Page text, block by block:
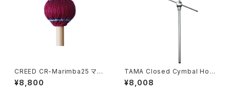
CREED CR-Marimba25 マリ
ンバ マレット
¥8,800
TAMA Closed Cymbal Hol
der CA45EN
¥8,008